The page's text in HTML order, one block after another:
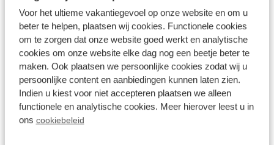
Voor het ultieme vakantiegevoel op onze website en om u
beter te helpen, plaatsen wij cookies. Functionele cookies
om te zorgen dat onze website goed werkt en analytische
cookies om onze website elke dag nog een beetje beter te
maken. Ook plaatsen we persoonlijke cookies zodat wij u
persoonlijke content en aanbiedingen kunnen laten zien.
Indien u kiest voor niet accepteren plaatsen we alleen
functionele en analytische cookies. Meer hierover leest u in
ons cookiebeleid
tieners over voldoende privacy en ruimte
beschikken. Dus ook wanneer uw puber een vriend
of vriendin mee mag nemen, bieden onze
vakantiehuizen voldoende plaats. U beschikt over
een sfeervolle woonkamer, volledig ingerichte
keuken, slaapkamers met comfortabele bedden en
een privé terras. Wilt u even ontspannen terwijl uw